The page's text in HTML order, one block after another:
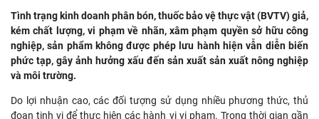
Tình trạng kinh doanh phân bón, thuốc bảo vệ thực vật (BVTV) giả,
kém chất lượng, vi phạm về nhãn, xâm phạm quyền sở hữu công
nghiệp, sản phẩm không được phép lưu hành hiện vẫn diễn biến
phức tạp, gây ảnh hưởng xấu đến sản xuất sản xuất nông nghiệp
và môi trường.
Do lợi nhuận cao, các đối tượng sử dụng nhiều phương thức, thủ
đoạn tinh vi để thực hiện các hành vi vi phạm. Trong thời gian gần